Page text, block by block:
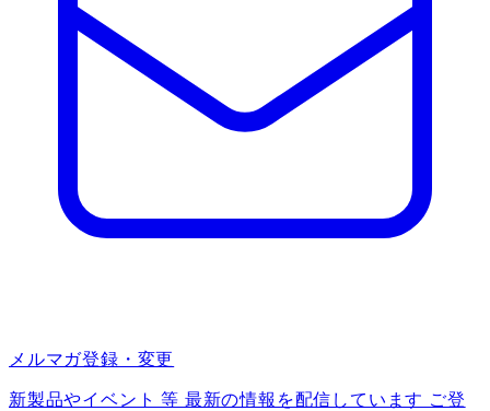
メルマガ登録・変更
新製品やイベント 等 最新の情報を配信しています ご登